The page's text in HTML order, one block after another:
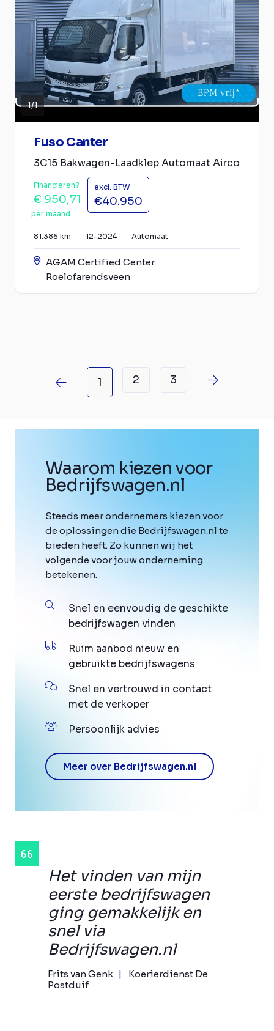
1/1
Fuso Canter
3C15 Bakwagen-Laadklep Automaat Airco
Financieren?
€ 950,71
per maand
excl. BTW
€40.950
81.386 km 12-2024 Automaat
AGAM Certified Center
Roelofarendsveen
1 2 3
Het vinden van mijn
eerste bedrijfswagen
ging gemakkelijk en
snel via
Bedrijfswagen.nl
Frits van Genk
Koerierdienst De
Postduif
Waarom kiezen voor
Bedrijfswagen.nl
Steeds meer ondernemers kiezen voor
de oplossingen die Bedrijfswagen.nl te
bieden heeft. Zo kunnen wij het
volgende voor jouw onderneming
betekenen.
Snel en eenvoudig de geschikte
bedrijfswagen vinden
Ruim aanbod nieuw en
gebruikte bedrijfswagens
Snel en vertrouwd in contact
met de verkoper
Persoonlijk advies
Meer over Bedrijfswagen.nl